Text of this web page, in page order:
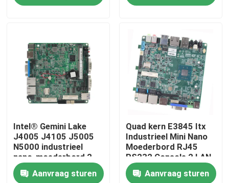
ruwe tabletpc
Firewall-pc
Minipc van OPS
dubbele lan minipc
industriële tabletpc
Intel® Gemini Lake
J4005 J4105 J5005
N5000 industrieel
nano-moederbord 2
LAN 6 COM-
moederbord
Aanvraag sturen
Quad kern E3845 Itx
Industrieel Mini Nano
Moederbord RJ45
RS232 Console 2 LAN
Aanvraag sturen